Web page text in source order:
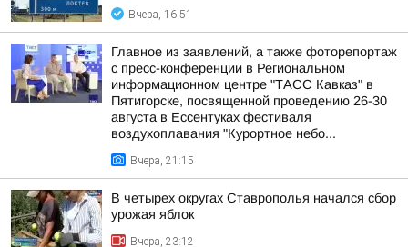
Вчера, 16:51
Главное из заявлений, а также фоторепортаж
с пресс-конференции в Региональном
информационном центре "ТАСС Кавказ" в
Пятигорске, посвященной проведению 26-30
августа в Ессентуках фестиваля
воздухоплавания "Курортное небо...
Вчера, 21:15
В четырех округах Ставрополья начался сбор
урожая яблок
Вчера, 23:12